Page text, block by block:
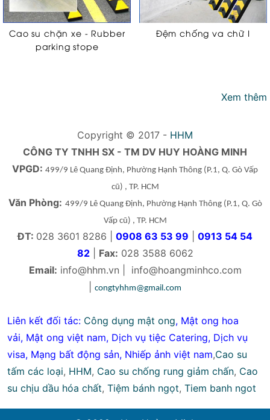
Cao su chặn xe - Rubber
parking stope
Đệm chống va chữ I
Xem thêm
Copyright © 2017 - HHM
CÔNG TY TNHH SX - TM DV HUY HOÀNG MINH
VPGD: 499/9 Lê Quang Định, Phường Hạnh Thông (P.1, Q. Gò Vấp
cũ) , TP. HCM
Văn Phòng: 499/9 Lê Quang Định, Phường Hạnh Thông(P.1, Q. Gò
Vấp cũ) , TP. HCM
ĐT: 028 3601 8286 | 0908 63 53 99
0913 54 54
82| Fax: 028 3588 6062
Email: info@hhm.vn
info@hoangminhco.com
congtyhhm@gmail.com
Liên kết đối tác: Công dụng mật ong, Mật ong hoa
vải, Mật ong việt nam, Dịch vụ tiệc Catering, Dịch vụ
visa, Mạng bất động sản, Nhiếp ảnh việt nam,Cao su
tấm các loại, HHM, Cao su chống rung giảm chấn, Cao
su chịu dầu hóa chất, Tiệm bánh ngọt, Tiem banh ngot